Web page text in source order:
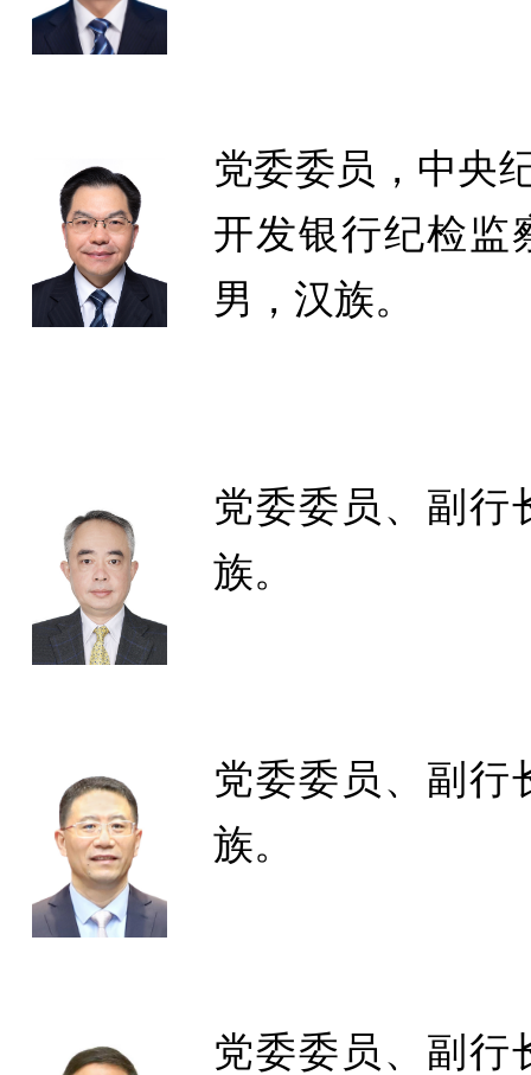
党委委员，中央
开发银行纪检监
男，汉族。
党委委员、副行
族。
党委委员、副行
族。
党委委员、副行